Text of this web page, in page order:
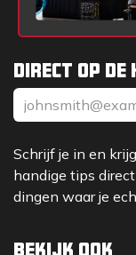
Direct op de
Schrijf je in en
handige tips
dingen waar je
Bekijk ook